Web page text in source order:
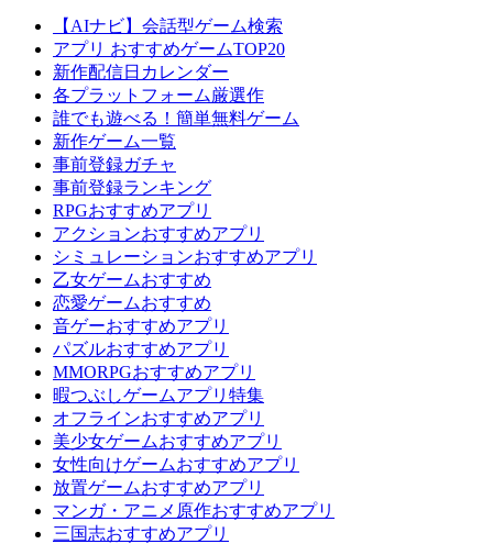
【AIナビ】会話型ゲーム検索
アプリ おすすめゲームTOP20
新作配信日カレンダー
各プラットフォーム厳選作
誰でも遊べる！簡単無料ゲーム
新作ゲーム一覧
事前登録ガチャ
事前登録ランキング
RPGおすすめアプリ
アクションおすすめアプリ
シミュレーションおすすめアプリ
乙女ゲームおすすめ
恋愛ゲームおすすめ
音ゲーおすすめアプリ
パズルおすすめアプリ
MMORPGおすすめアプリ
暇つぶしゲームアプリ特集
オフラインおすすめアプリ
美少女ゲームおすすめアプリ
女性向けゲームおすすめアプリ
放置ゲームおすすめアプリ
マンガ・アニメ原作おすすめアプリ
三国志おすすめアプリ